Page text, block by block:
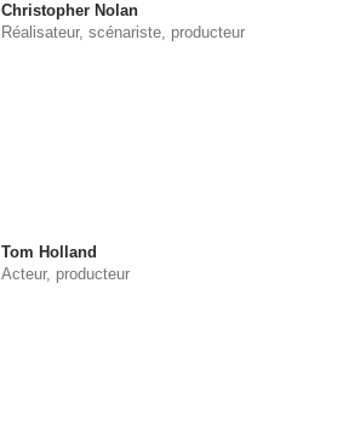
Christopher Nolan
Réalisateur, scénariste, producteur
Tom Holland
Acteur, producteur